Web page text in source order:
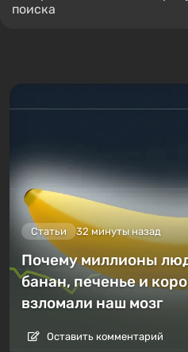
поиска
Статьи 32 минуты назад
Почему миллионы
банан, печенье и
взломали наш мозг
Оставить комментарий